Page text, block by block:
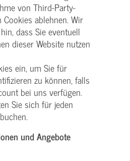
von Third-Party-
ablehnen. Wir
dass Sie eventuell
dieser Website nutzen
ein, um Sie für
zu können, falls
bei uns verfügen.
Sie sich für jeden
und Angebote